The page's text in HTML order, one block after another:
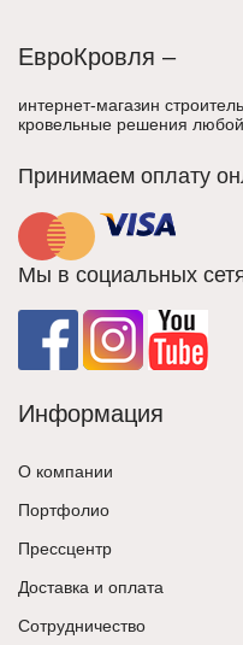
ЕвроКровля –
интернет-магазин
кровельные решения
Принимаем оплату
Мы в социальных
Информация
О компании
Портфолио
Прессцентр
Доставка и оплата
Сотрудничество